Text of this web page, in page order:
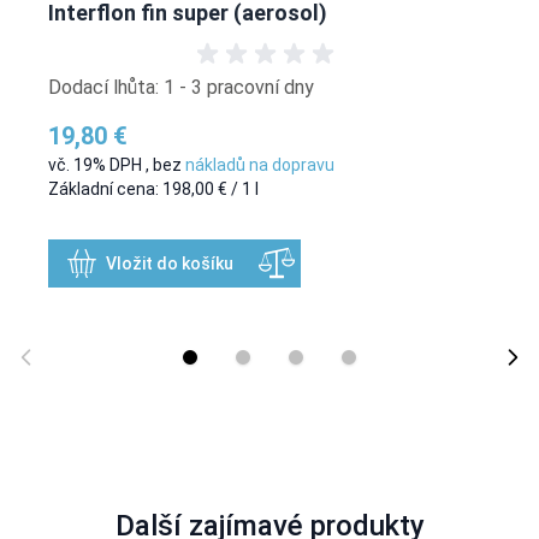
Interflon fin super (aerosol)
Dodací lhůta: 1 - 3 pracovní dny
19,80 €
vč. 19% DPH , bez nákladů na dopravu
Základní cena: 198,00 € / 1 l
Vložit do košíku
Další zajímavé produkty